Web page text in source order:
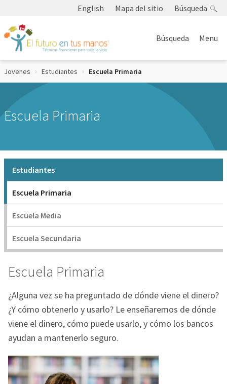
English Mapa del sitio Búsqueda
Búsqueda Menu
Jovenes Estudiantes Current:
Escuela Primaria
Escuela Primaria
Estudiantes
Escuela Primaria
Escuela Media
Escuela Secundaria
Escuela Primaria
¿Alguna vez se ha preguntado de dónde viene el dinero?
¿Y cómo obtenerlo y usarlo? Le enseñaremos de dónde
viene el dinero, cómo puede usarlo, y cómo los bancos
ayudan a mantenerlo seguro.